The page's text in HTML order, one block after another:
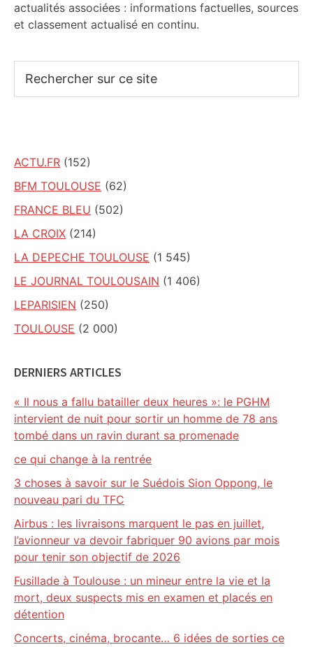
actualités associées : informations factuelles, sources
et classement actualisé en continu.
sur
ACTU.FR (152)
BFM TOULOUSE (62)
FRANCE BLEU (502)
LA CROIX (214)
LA DEPECHE TOULOUSE (1 545)
LE JOURNAL TOULOUSAIN (1 406)
LEPARISIEN (250)
TOULOUSE (2 000)
DERNIERS ARTICLES
« Il nous a fallu batailler deux heures »: le PGHM
intervient de nuit pour sortir un homme de 78 ans
tombé dans un ravin durant sa promenade
ce qui change à la rentrée
3 choses à savoir sur le Suédois Sion Oppong, le
nouveau pari du TFC
Airbus : les livraisons marquent le pas en juillet,
l’avionneur va devoir fabriquer 90 avions par mois
pour tenir son objectif de 2026
Fusillade à Toulouse : un mineur entre la vie et la
mort, deux suspects mis en examen et placés en
détention
Concerts, cinéma, brocante… 6 idées de sorties ce